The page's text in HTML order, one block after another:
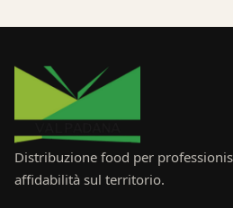
Distribuzione food per
affidabilità sul territorio.